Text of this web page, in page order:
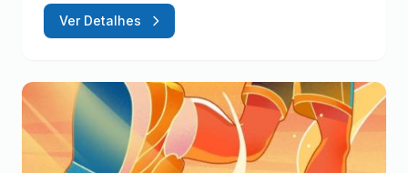
Ver Detalhes